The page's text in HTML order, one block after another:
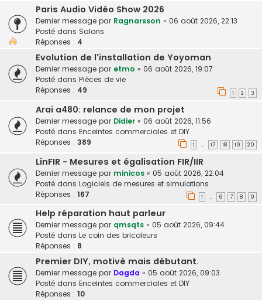
Paris Audio Vidéo Show 2026
Dernier message par Ragnarsson « 06 août 2026, 22:13
Posté dans Salons
Réponses : 4
Evolution de l'installation de Yoyoman
Dernier message par etmo « 06 août 2026, 19:07
Posté dans Pièces de vie
Réponses : 49 1 2 3
Arai a480: relance de mon projet
Dernier message par Didier « 06 août 2026, 11:56
Posté dans Enceintes commerciales et DIY
Réponses : 389 1 … 17 18 19 20
LinFIR - Mesures et égalisation FIR/IIR
Dernier message par minicos « 05 août 2026, 22:04
Posté dans Logiciels de mesures et simulations
Réponses : 167 1 … 6 7 8 9
Help réparation haut parleur
Dernier message par qmsqts « 05 août 2026, 09:44
Posté dans Le coin des bricoleurs
Réponses : 8
Premier DIY, motivé mais débutant.
Dernier message par Dagda « 05 août 2026, 09:03
Posté dans Enceintes commerciales et DIY
Réponses : 10